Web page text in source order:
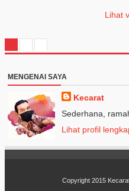
Lihat
MENGENAI SAYA
Kecarat
Sederhana,
Lihat profil
Copyright 2015